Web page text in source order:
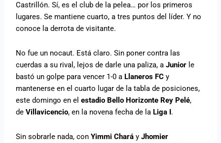
Castrillón. Sí, es el club de la pelea… por los primeros
lugares. Se mantiene cuarto, a tres puntos del líder. Y no
conoce la derrota de visitante.
No fue un nocaut. Está claro. Sin poner contra las
cuerdas a su rival, lejos de darle una paliza, aJunior le
bastó un golpe para vencer 1-0 a Llaneros FC y
mantenerse en el cuarto lugar de la tabla de posiciones,
este domingo en elestadio Bello Horizonte Rey Pelé,
deVillavicencio, en la novena fecha de la Liga I.
Sin sobrarle nada, conYimmi Chará yJhomier